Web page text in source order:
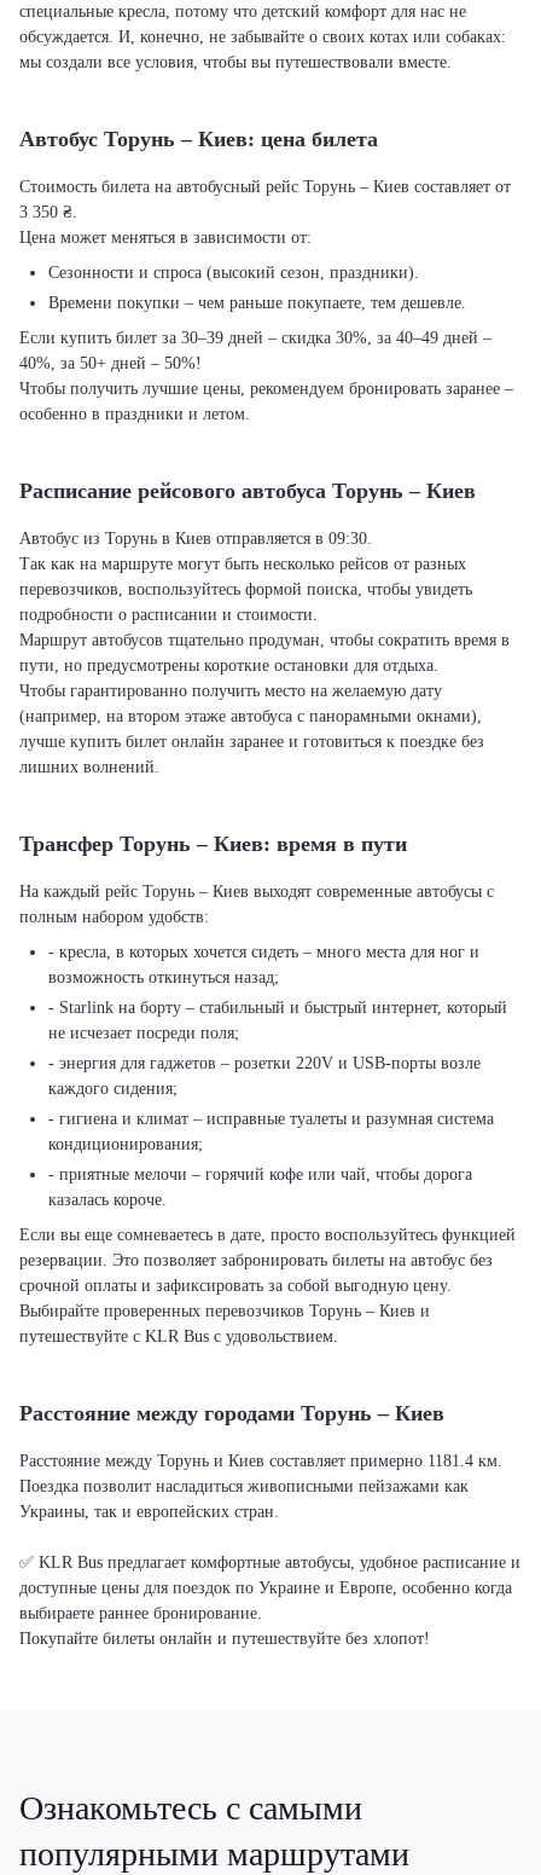
специальные кресла, потому что детский комфорт для нас не
обсуждается. И, конечно, не забывайте о своих котах или собаках:
мы создали все условия, чтобы вы путешествовали вместе.
Автобус Торунь – Киев: цена билета
Стоимость билета на автобусный рейс Торунь – Киев составляет от
3 350 ₴.
Цена может меняться в зависимости от:
Сезонности и спроса (высокий сезон, праздники).
Времени покупки – чем раньше покупаете, тем дешевле.
Если купить билет за 30–39 дней – скидка 30%, за 40–49 дней –
40%, за 50+ дней – 50%!
Чтобы получить лучшие цены, рекомендуем бронировать заранее –
особенно в праздники и летом.
Расписание рейсового автобуса Торунь – Киев
Автобус из Торунь в Киев отправляется в 09:30.
Так как на маршруте могут быть несколько рейсов от разных
перевозчиков, воспользуйтесь формой поиска, чтобы увидеть
подробности о расписании и стоимости.
Маршрут автобусов тщательно продуман, чтобы сократить время в
пути, но предусмотрены короткие остановки для отдыха.
Чтобы гарантированно получить место на желаемую дату
(например, на втором этаже автобуса с панорамными окнами),
лучше купить билет онлайн заранее и готовиться к поездке без
лишних волнений.
Трансфер Торунь – Киев: время в пути
На каждый рейс Торунь – Киев выходят современные автобусы с
полным набором удобств:
- кресла, в которых хочется сидеть – много места для ног и
возможность откинуться назад;
- Starlink на борту – стабильный и быстрый интернет, который
не исчезает посреди поля;
- энергия для гаджетов – розетки 220V и USB-порты возле
каждого сидения;
- гигиена и климат – исправные туалеты и разумная система
кондиционирования;
- приятные мелочи – горячий кофе или чай, чтобы дорога
казалась короче.
Если вы еще сомневаетесь в дате, просто воспользуйтесь функцией
резервации. Это позволяет забронировать билеты на автобус без
срочной оплаты и зафиксировать за собой выгодную цену.
Выбирайте проверенных перевозчиков Торунь – Киев и
путешествуйте с KLR Bus с удовольствием.
Расстояние между городами Торунь – Киев
Расстояние между Торунь и Киев составляет примерно 1181.4 км.
Поездка позволит насладиться живописными пейзажами как
Украины, так и европейских стран.
✅ KLR Bus предлагает комфортные автобусы, удобное расписание и
доступные цены для поездок по Украине и Европе, особенно когда
выбираете раннее бронирование.
Покупайте билеты онлайн и путешествуйте без хлопот!
Ознакомьтесь с самыми
популярными маршрутами